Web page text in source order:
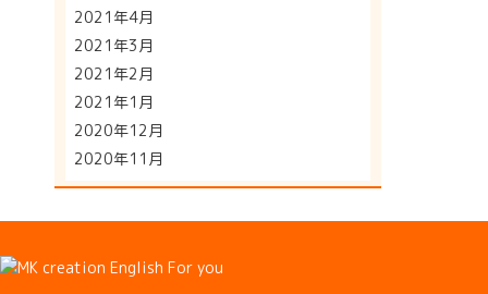
2021年4月
2021年3月
2021年2月
2021年1月
2020年12月
2020年11月